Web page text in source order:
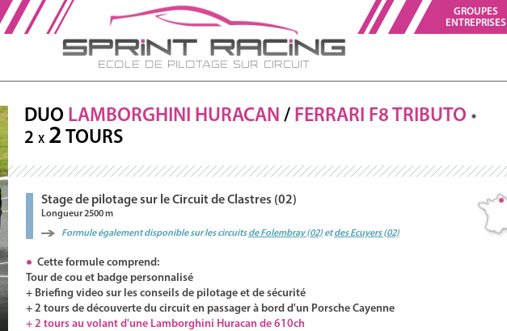
Ecole de Pilotage sur Circuit
GROUPES
ENTREPRISES
DUO LAMBORGHINI HURACAN / FERRARI F8 TRIBUTO
2 X 2 TOURS
Stage de pilotage sur le Circuit de Clastres (02)
Longueur 2500 m
Formule également disponible sur les circuitsde Folembray (02) etdes Ecuyers (02)
Cette formule comprend:
Tour de cou et badge personnalisé
+ Briefing video sur les conseils de pilotage et de sécurité
+ 2 tours de découverte du circuit en passager à bord d'un Porsche Cayenne
+ 2 tours au volant d'une Lamborghini Huracan de 610ch